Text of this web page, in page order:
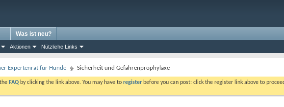
Aktionen Nützliche Links
Was ist neu?
Expertenrat für Hunde Sicherheit und Gefahrenprophylaxe
FAQ by clicking the link above. You may have to register before you can post: click the register link above to